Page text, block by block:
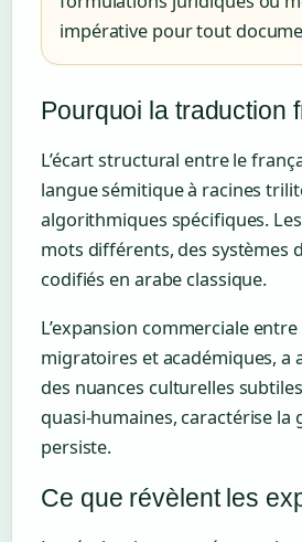
impérative pour tout
Pourquoi la traduction
L’écart structural entre le
langue sémitique à racines
algorithmiques spécifiques.
mots différents, des systèmes
codifiés en arabe classique.
L’expansion commerciale
migratoires et académiques, a
des nuances culturelles
quasi-humaines, caractérise la
persiste.
Ce que révèlent les